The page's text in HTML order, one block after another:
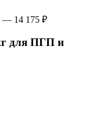
— 14 175 ₽
для ПГП и